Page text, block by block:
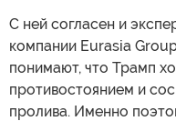
С ней согласен и
компании Eurasia
понимают, что Трамп
противостоянием и
пролива. Именно